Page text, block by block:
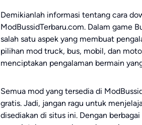
Demikianlah informasi tentang cara
ModBussidTerbaru.com. Dalam game
salah satu aspek yang membuat
pilihan mod truck, bus, mobil, dan
menciptakan pengalaman bermain
Semua mod yang tersedia di
gratis. Jadi, jangan ragu untuk
disediakan di situs ini. Dengan